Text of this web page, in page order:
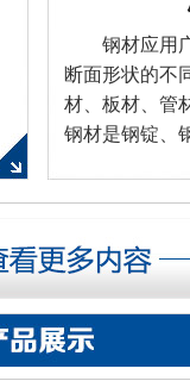
钢材应用
断面形状的不
材、板材、管
钢材是钢锭、